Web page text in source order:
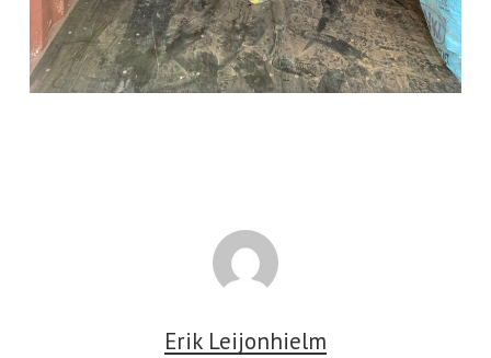
Erik Leijonhielm